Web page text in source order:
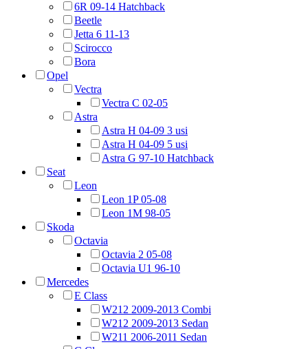
6R 09-14 Hatchback
Beetle
Jetta 6 11-13
Scirocco
Bora
Opel
Vectra
Vectra C 02-05
Astra
Astra H 04-09 3 usi
Astra H 04-09 5 usi
Astra G 97-10 Hatchback
Seat
Leon
Leon 1P 05-08
Leon 1M 98-05
Skoda
Octavia
Octavia 2 05-08
Octavia U1 96-10
Mercedes
E Class
W212 2009-2013 Combi
W212 2009-2013 Sedan
W211 2006-2011 Sedan